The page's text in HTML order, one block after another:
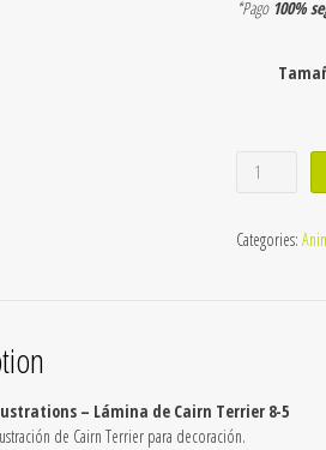
*Pago 100%
Lámina
Cairn
Categories:
– Lámina de Cairn Terrier 8-5
de Cairn Terrier para decoración.